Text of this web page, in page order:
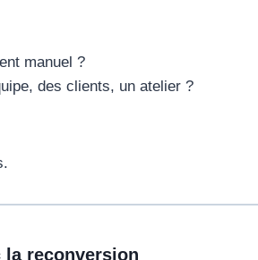
manuel ?
des clients, un atelier ?
reconversion